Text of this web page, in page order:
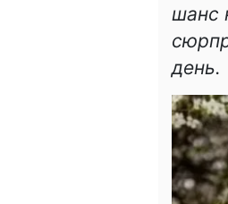
шанс
день.